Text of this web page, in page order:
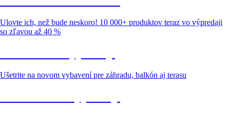
Ulovte ich, než bude neskoro! 10 000+ produktov teraz vo výpredaji
so zľavou až 40 %
Ušetrite na novom vybavení pre záhradu, balkón aj terasu